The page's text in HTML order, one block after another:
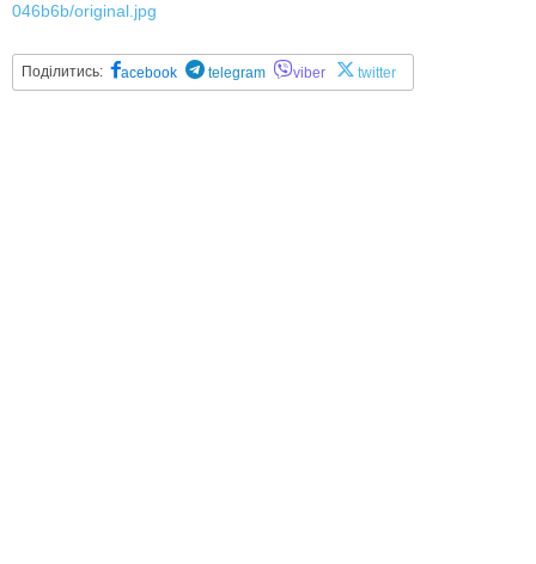
046b6b/original.jpg
Поділитись: acebook telegram viber twitter